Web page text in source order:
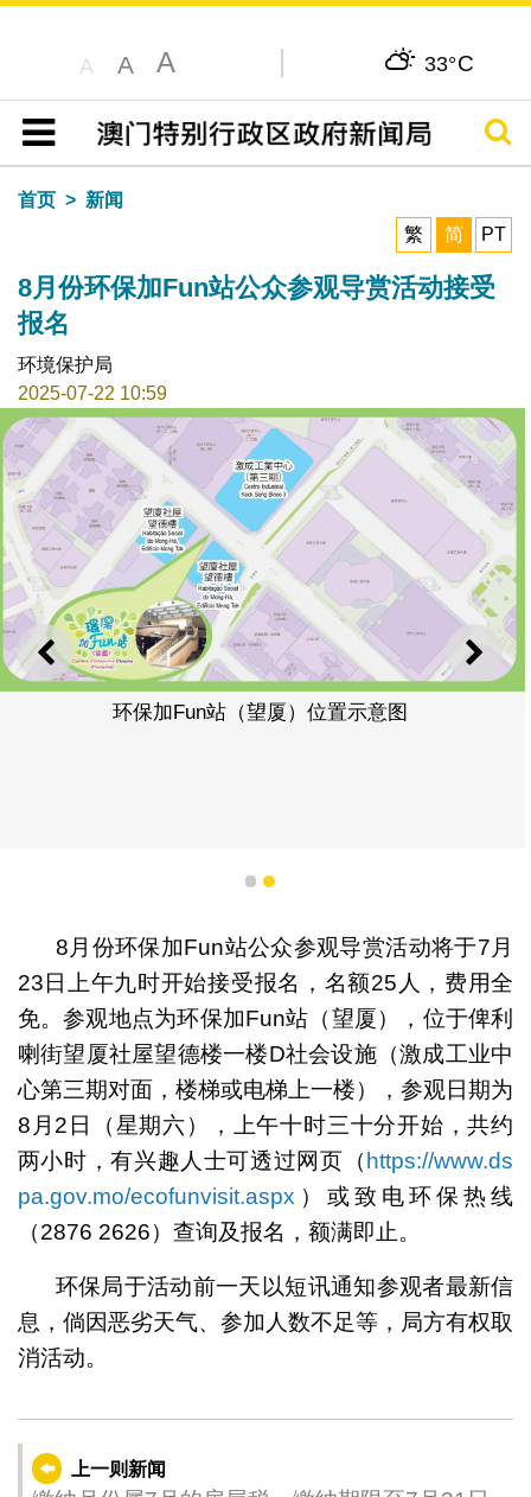
A A A 33°C
目录
搜寻
首页
新闻
繁
简 PT
8月份环保加Fun站公众参观导赏活动接受
报名
环境保护局
2025-07-22 10:59
上一则 下一
环保加Fun站（望厦）位置示意图
1 2
8月份环保加Fun站公众参观导赏活动将于7月
23日上午九时开始接受报名，名额25人，费用全
免。参观地点为环保加Fun站（望厦），位于俾利
喇街望厦社屋望德楼一楼D社会设施（激成工业中
心第三期对面，楼梯或电梯上一楼），参观日期为
8月2日（星期六），上午十时三十分开始，共约
两小时，有兴趣人士可透过网页（ https://www.ds
pa.gov.mo/ecofunvisit.aspx ）或致电环保热线
（2876 2626）查询及报名，额满即止。
环保局于活动前一天以短讯通知参观者最新信
息，倘因恶劣天气、参加人数不足等，局方有权取
消活动。
上一则新闻